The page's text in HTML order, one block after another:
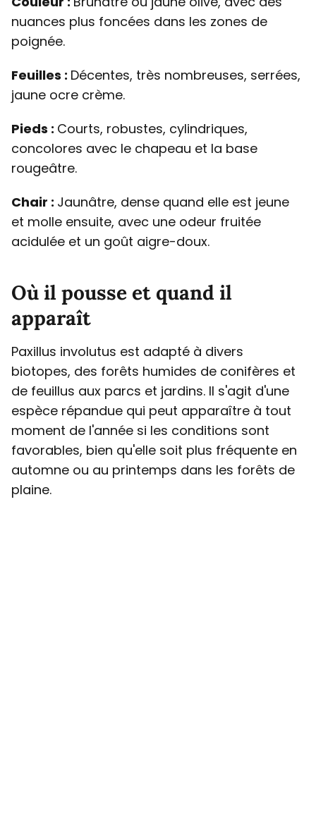
nuances plus foncées dans les zones de
poignée.
Feuilles : Décentes, très nombreuses, serrées,
jaune ocre crème.
Pieds : Courts, robustes, cylindriques,
concolores avec le chapeau et la base
rougeâtre.
Chair : Jaunâtre, dense quand elle est jeune
et molle ensuite, avec une odeur fruitée
acidulée et un goût aigre-doux.
Où il pousse et quand il
apparaît
Paxillus involutus est adapté à divers
biotopes, des forêts humides de conifères et
de feuillus aux parcs et jardins. Il s'agit d'une
espèce répandue qui peut apparaître à tout
moment de l'année si les conditions sont
favorables, bien qu'elle soit plus fréquente en
automne ou au printemps dans les forêts de
plaine.